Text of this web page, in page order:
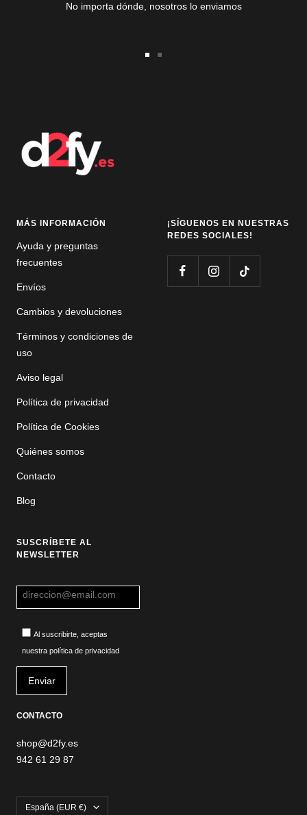
No importa dónde, nosotros lo enviamos
MÁS INFORMACIÓN
Ayuda y preguntas
frecuentes
Envíos
Cambios y devoluciones
Términos y condiciones de
uso
Aviso legal
Política de privacidad
Política de Cookies
Quiénes somos
Contacto
Blog
¡SÍGUENOS EN NUESTRAS
REDES SOCIALES!
SUSCRÍBETE AL
NEWSLETTER
Al suscribirte, aceptas
nuestra política de privacidad
CONTACTO
shop@d2fy.es
942 61 29 87
País/región
España (EUR €)